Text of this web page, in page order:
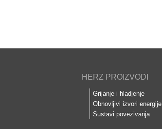
HERZ PROIZVODI
Grijanje i hladjenje
Obnovljivi izvori energije
Sustavi povezivanja